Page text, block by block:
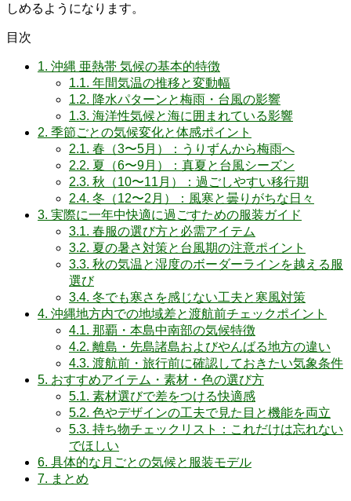
しめるようになります。
目次
1. 沖縄 亜熱帯 気候の基本的特徴
1.1. 年間気温の推移と変動幅
1.2. 降水パターンと梅雨・台風の影響
1.3. 海洋性気候と海に囲まれている影響
2. 季節ごとの気候変化と体感ポイント
2.1. 春（3〜5月）：うりずんから梅雨へ
2.2. 夏（6〜9月）：真夏と台風シーズン
2.3. 秋（10〜11月）：過ごしやすい移行期
2.4. 冬（12〜2月）：風寒と曇りがちな日々
3. 実際に一年中快適に過ごすための服装ガイド
3.1. 春服の選び方と必需アイテム
3.2. 夏の暑さ対策と台風期の注意ポイント
3.3. 秋の気温と湿度のボーダーラインを越える服
選び
3.4. 冬でも寒さを感じない工夫と寒風対策
4. 沖縄地方内での地域差と渡航前チェックポイント
4.1. 那覇・本島中南部の気候特徴
4.2. 離島・先島諸島およびやんばる地方の違い
4.3. 渡航前・旅行前に確認しておきたい気象条件
5. おすすめアイテム・素材・色の選び方
5.1. 素材選びで差をつける快適感
5.2. 色やデザインの工夫で見た目と機能を両立
5.3. 持ち物チェックリスト：これだけは忘れない
でほしい
6. 具体的な月ごとの気候と服装モデル
7. まとめ